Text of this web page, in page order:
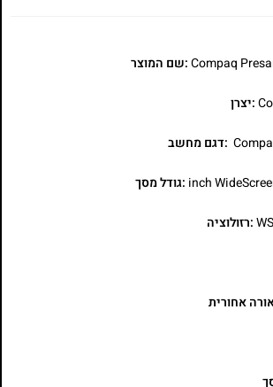
:שם המוצר
:יצרן
:דגם מחשב
:גודל מסך
:רזולוציה
אחורית